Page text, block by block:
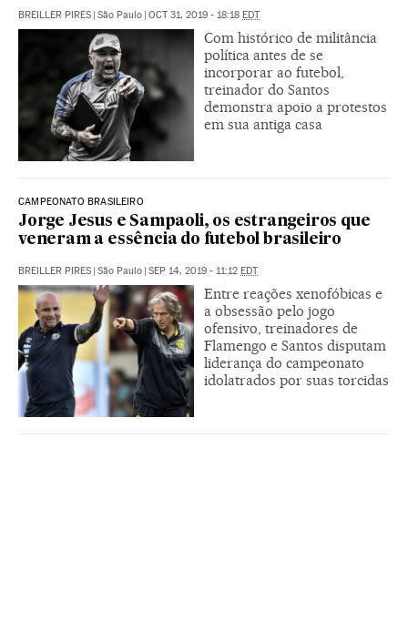
BREILLER PIRES | São Paulo | OCT 31, 2019 - 18:18 EDT
Com histórico de militância
política antes de se
incorporar ao futebol,
treinador do Santos
demonstra apoio a protestos
em sua antiga casa
CAMPEONATO BRASILEIRO
Jorge Jesus e Sampaoli, os estrangeiros que
veneram a essência do futebol brasileiro
BREILLER PIRES | São Paulo | SEP 14, 2019 - 11:12 EDT
Entre reações xenofóbicas e
a obsessão pelo jogo
ofensivo, treinadores de
Flamengo e Santos disputam
liderança do campeonato
idolatrados por suas torcidas